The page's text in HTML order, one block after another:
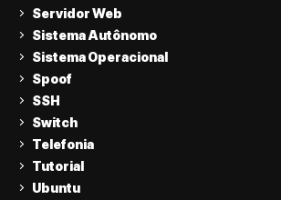
Servidor Web
Sistema Autônomo
Sistema Operacional
Spoof
SSH
Switch
Telefonia
Tutorial
Ubuntu